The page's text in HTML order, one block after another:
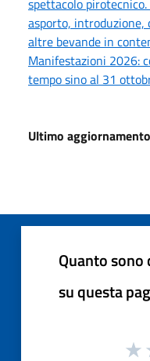
asporto, introduzione,
altre bevande in
Manifestazioni 2026:
tempo sino al 31
Ultimo aggiornamento
Quanto
su questa